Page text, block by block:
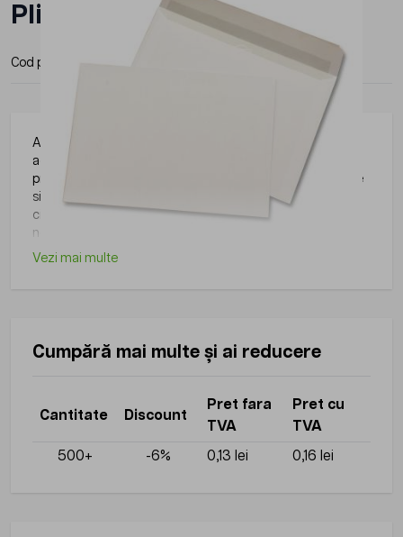
Plic C6 alb siliconic
Cod produs:
Articolele de papetarie pot fi integrate cu usurinta in
activitatile zilnice din birouri, scoli, institutii sau alte medii
profesionale, fiind utile pentru organizare, scriere, arhivare
si alte activitati administrative. Gama disponibila pe
ciptronic.ro include produse practice si usor de utilizat,
necesare in orice spatiu de lucru.
Vezi mai multe
Cumpără mai multe și ai reducere
Cantitate Discount
Pret fara
TVA
Pret cu
TVA
500+
-6% 0,13 lei 0,16 lei